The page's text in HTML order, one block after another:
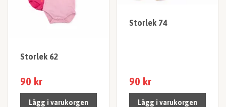
Storlek 62
90 kr
Lägg i varukorgen
Storlek 74
90 kr
Lägg i varukorgen